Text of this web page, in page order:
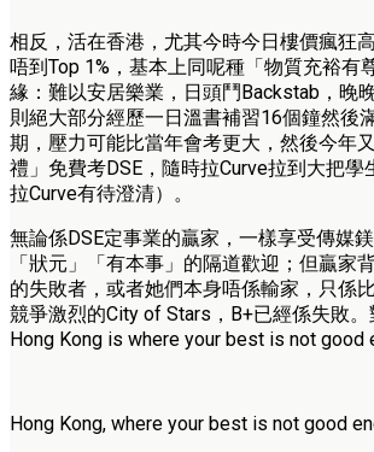
相反，活在香港，尤其今時今日樓價瘋狂
唔到Top 1%，基本上同呢種「物質充裕有
緣：難以安居樂業，日頭鬥Backstab，晚
則絕大部分經歷一日溫書補習16個鐘然後
期，壓力可能比當年會考更大，然後今年
禮」免費考DSE，隨時拉Curve拉到大把學
拉Curve有待澄清）。
無論係DSE定事業的贏家，一樣享受傳媒
「狀元」「有本事」的隔道歡迎；但贏家
的失敗者，或者她們本身唔係輸家，只係
競爭激烈的City of Stars，B+已經係失敗。
Hong Kong is where your best is not good
Hong Kong, where your best is not good